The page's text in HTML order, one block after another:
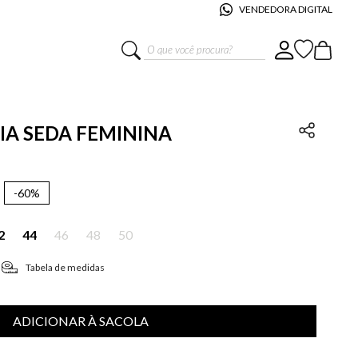
VENDEDORA DIGITAL
O que você procura?
SEDA FEMININA
-60%
44 46 48 50
Tabela de medidas
ADICIONAR À SACOLA